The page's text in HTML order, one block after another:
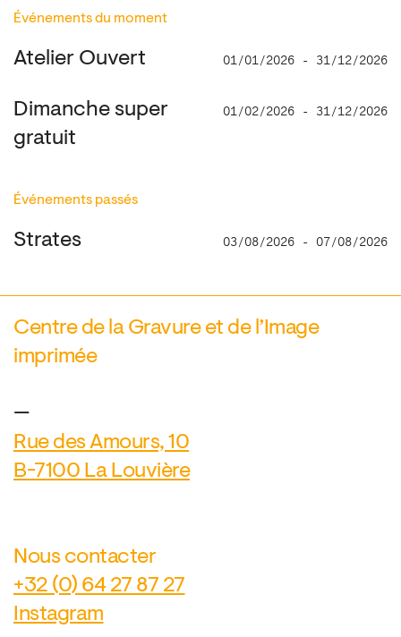
Événements du moment
Atelier Ouvert 01/01/2026 - 31/12/2026
Dimanche super
gratuit
01/02/2026 - 31/12/2026
Événements passés
Strates 03/08/2026 - 07/08/2026
Centre de la Gravure et de l’Image
imprimée
—
Rue des Amours, 10
B-7100 La Louvière
Nous contacter
+32 (0) 64 27 87 27
Instagram